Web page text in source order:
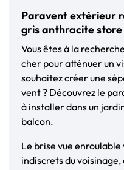
Paravent extérieur
gris anthracite
Vous êtes à la
cher pour atténuer un
souhaitez créer une
vent ? Découvrez le
à installer dans un
balcon.
Le brise vue enroulable
indiscrets du